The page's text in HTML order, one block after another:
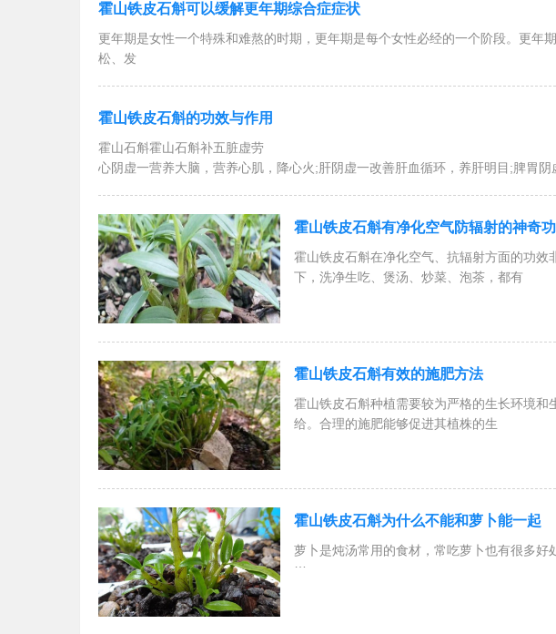
霍山铁皮石斛可以缓解更年期综合症症状
更年期是女性一个特殊和难熬的时期，更年期是每个女性必经的一个阶段。更
松、发
霍山铁皮石斛的功效与作用
霍山石斛霍山石斛补五脏虚劳
心阴虚一营养大脑，营养心肌，降心火;肝阴虚一改善肝血循环，养肝明目;脾胃
霍山铁皮石斛有净化空气防辐射的神奇
霍山铁皮石斛在净化空气、抗辐射方面的功
下，洗净生吃、煲汤、炒菜、泡茶，都有
霍山铁皮石斛有效的施肥方法
霍山铁皮石斛种植需要较为严格的生长环境
给。合理的施肥能够促进其植株的生
霍山铁皮石斛为什么不能和萝卜能一起
萝卜是炖汤常用的食材，常吃萝卜也有很多